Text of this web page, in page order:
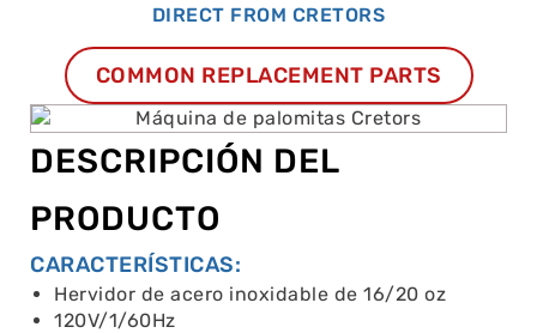
DIRECT FROM CRETORS
COMMON REPLACEMENT PARTS
DESCRIPCIÓN DEL
PRODUCTO
CARACTERÍSTICAS:
Hervidor de acero inoxidable de 16/20 oz
120V/1/60Hz